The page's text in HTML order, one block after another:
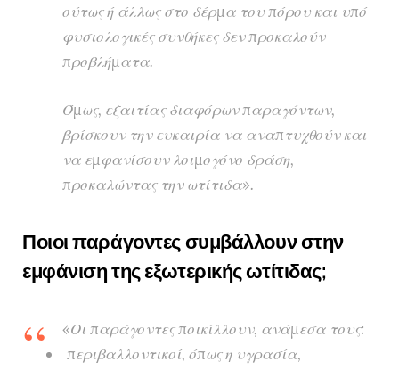
ούτως ή άλλως στο δέρμα του πόρου και υπό
φυσιολογικές συνθήκες δεν προκαλούν
προβλήματα.
Όμως, εξαιτίας διαφόρων παραγόντων,
βρίσκουν την ευκαιρία να αναπτυχθούν και
να εμφανίσουν λοιμογόνο δράση,
προκαλώντας την ωτίτιδα».
Ποιοι παράγοντες συμβάλλουν στην
εμφάνιση της εξωτερικής ωτίτιδας;
«Οι παράγοντες ποικίλλουν, ανάμεσα τους:
περιβαλλοντικοί, όπως η υγρασία,